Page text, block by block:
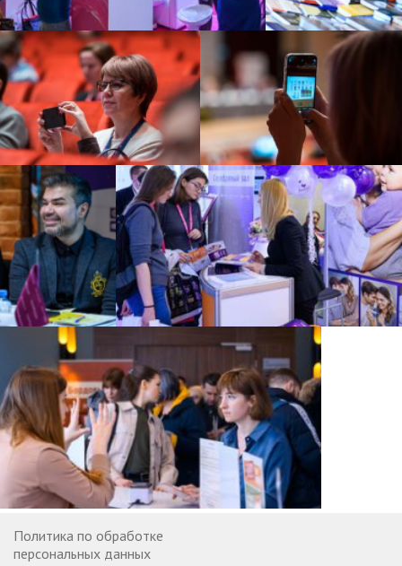
Политика по обработке
персональных данных